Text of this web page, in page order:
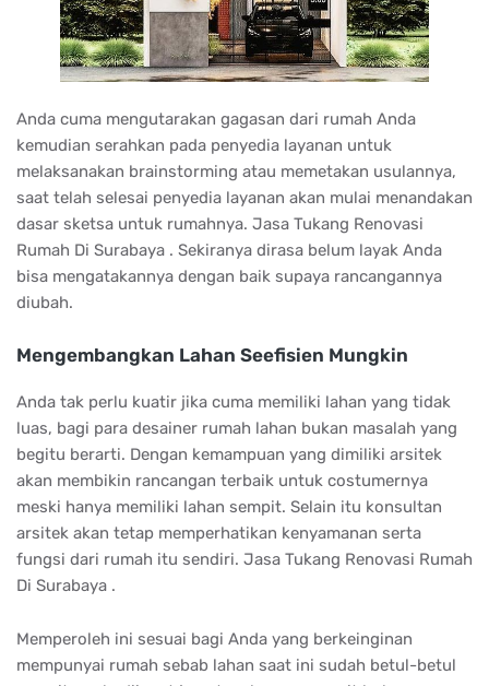
Anda cuma mengutarakan gagasan dari rumah Anda
kemudian serahkan pada penyedia layanan untuk
melaksanakan brainstorming atau memetakan usulannya,
saat telah selesai penyedia layanan akan mulai menandakan
dasar sketsa untuk rumahnya. Jasa Tukang Renovasi
Rumah Di Surabaya . Sekiranya dirasa belum layak Anda
bisa mengatakannya dengan baik supaya rancangannya
diubah.
Mengembangkan Lahan Seefisien Mungkin
Anda tak perlu kuatir jika cuma memiliki lahan yang tidak
luas, bagi para desainer rumah lahan bukan masalah yang
begitu berarti. Dengan kemampuan yang dimiliki arsitek
akan membikin rancangan terbaik untuk costumernya
meski hanya memiliki lahan sempit. Selain itu konsultan
arsitek akan tetap memperhatikan kenyamanan serta
fungsi dari rumah itu sendiri. Jasa Tukang Renovasi Rumah
Di Surabaya .
Memperoleh ini sesuai bagi Anda yang berkeinginan
mempunyai rumah sebab lahan saat ini sudah betul-betul